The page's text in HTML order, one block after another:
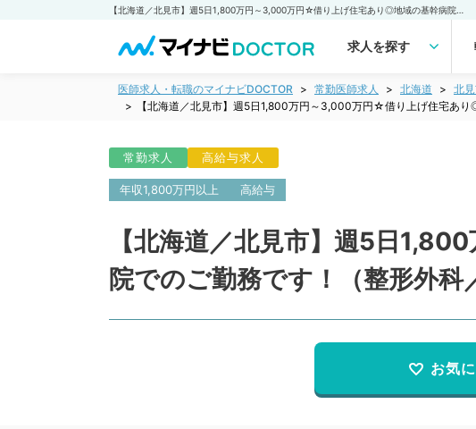
求人を探す
医師求人・転職のマイナビDOCTOR 常勤医師求人 北海道
北
【北海道／北見市】週5日1,800万円～3,000万円☆借り上げ住宅あり
常勤求人 高給与求人
年収1,800万円以上 高給与
【北海道／北見市】週5日
院でのご勤務です！（整形外科
お気